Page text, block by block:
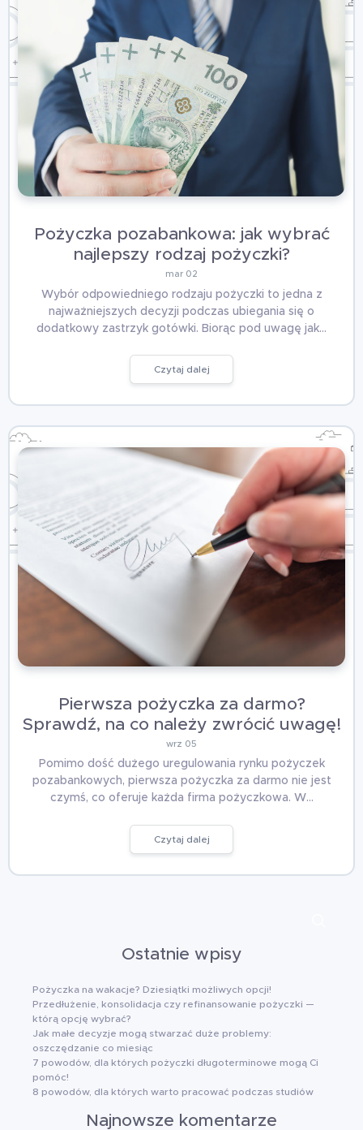
Pożyczka pozabankowa: jak wybrać
najlepszy rodzaj pożyczki?
mar 02
Wybór odpowiedniego rodzaju pożyczki to jedna z
najważniejszych decyzji podczas ubiegania się o
dodatkowy zastrzyk gotówki. Biorąc pod uwagę jak…
Czytaj dalej
Pierwsza pożyczka za darmo?
Sprawdź, na co należy zwrócić uwagę!
wrz 05
Pomimo dość dużego uregulowania rynku pożyczek
pozabankowych, pierwsza pożyczka za darmo nie jest
czymś, co oferuje każda firma pożyczkowa. W…
Czytaj dalej
Ostatnie wpisy
Pożyczka na wakacje? Dziesiątki możliwych opcji!
Przedłużenie, konsolidacja czy refinansowanie pożyczki —
którą opcję wybrać?
Jak małe decyzje mogą stwarzać duże problemy:
oszczędzanie co miesiąc
7 powodów, dla których pożyczki długoterminowe mogą Ci
pomóc!
8 powodów, dla których warto pracować podczas studiów
Najnowsze komentarze